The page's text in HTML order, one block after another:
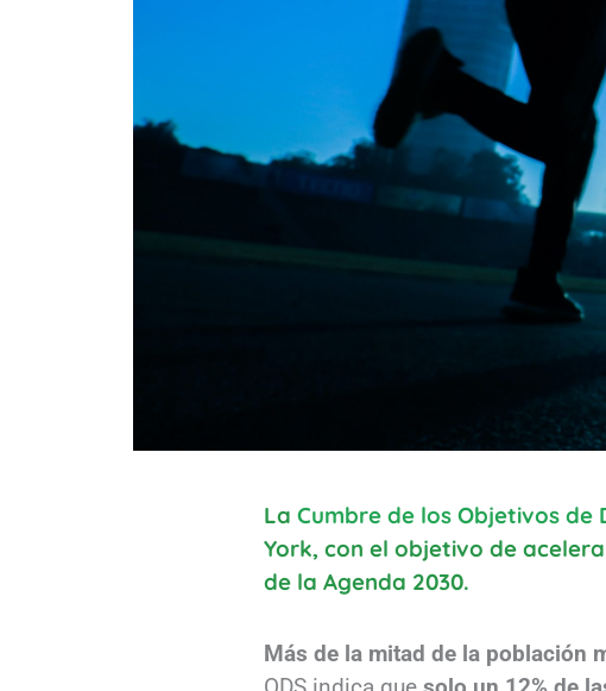
La Cumbre de los Objetivos de
York, con el objetivo de
de la Agenda 2030.
Más de la mitad de la población